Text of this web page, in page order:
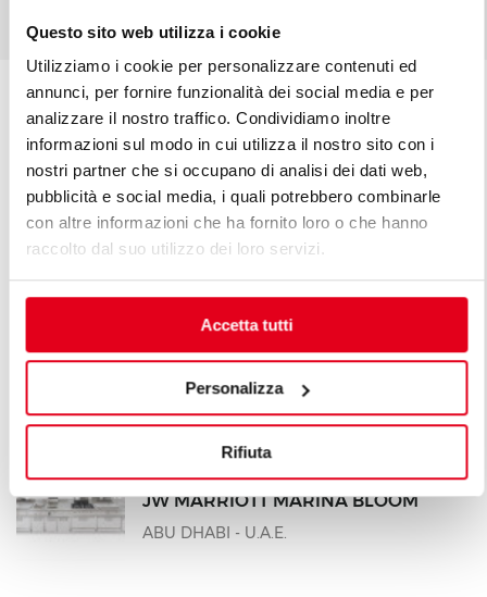
Questo sito web utilizza i cookie
Utilizziamo i cookie per personalizzare contenuti ed
annunci, per fornire funzionalità dei social media e per
analizzare il nostro traffico. Condividiamo inoltre
informazioni sul modo in cui utilizza il nostro sito con i
nostri partner che si occupano di analisi dei dati web,
pubblicità e social media, i quali potrebbero combinarle
con altre informazioni che ha fornito loro o che hanno
raccolto dal suo utilizzo dei loro servizi.
Accetta tutti
Personalizza
Rifiuta
You might be interested in
LA CUCINA
MIRAZUR
MENTON - FRANCE
JW MARRIOTT MARINA BLOOM
ABU DHABI - U.A.E.